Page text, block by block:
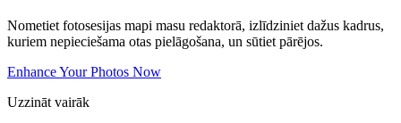
Nometiet fotosesijas mapi masu redaktorā, izlīdziniet dažus kadrus,
kuriem nepieciešama otas pielāgošana, un sūtiet pārējos.
Enhance Your Photos Now
Uzzināt vairāk